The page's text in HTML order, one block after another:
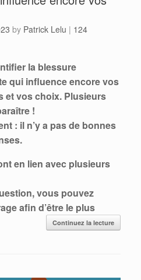
by Patrick Lelu | 124
la blessure
qui influence encore vos
et vos choix. Plusieurs
!
: il n’y a pas de bonnes
en lien avec plusieurs
vous pouvez
afin d’être le plus
Continuez la lecture